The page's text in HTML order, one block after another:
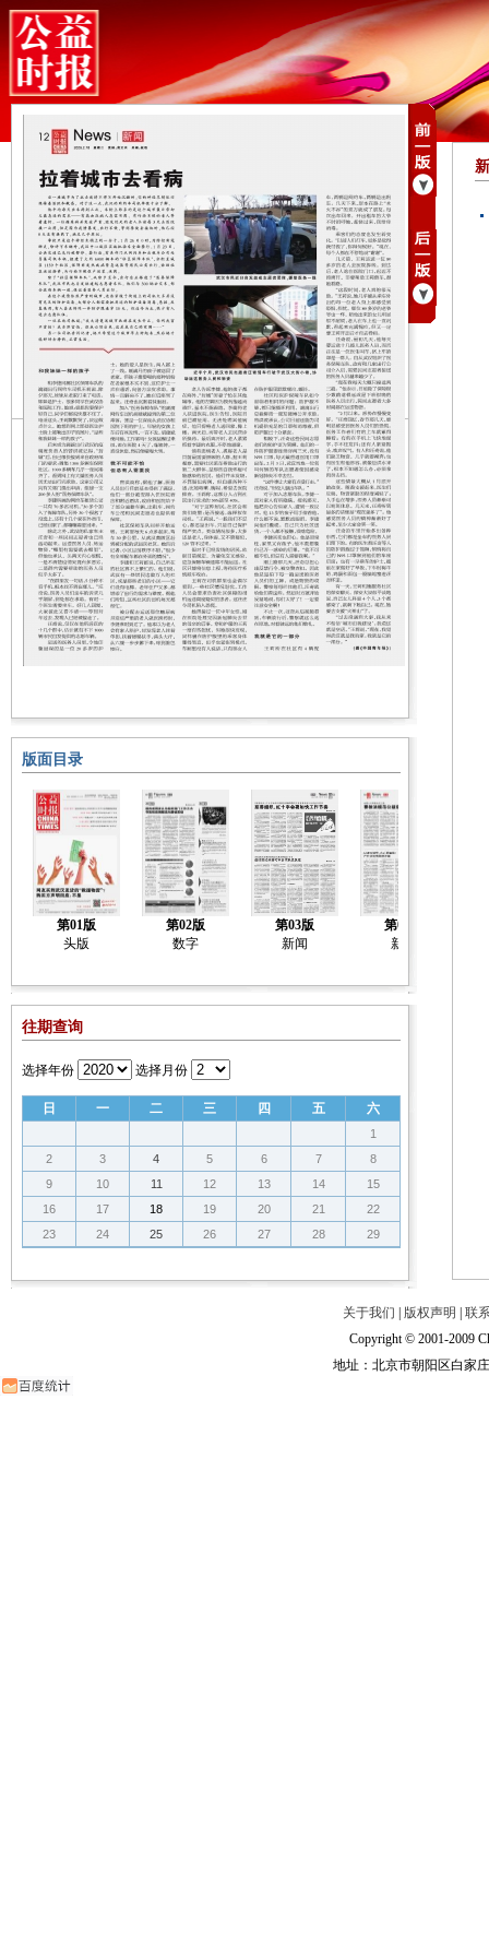
版面目录
第01版
头版
第02版
数字
第03版
新闻
第04版
新闻
往期查询
选择年份 选择月份
日 一 二 三 四 五 六
1
2
3 4 5 6 7
8
9
10 11 12 13 14
15
16
17 18 19 20 21
22
23
24 25 26 27 28 29
关于我们 版权声明
联
Copyright © 2001-2009
地址：北京市朝阳区白家